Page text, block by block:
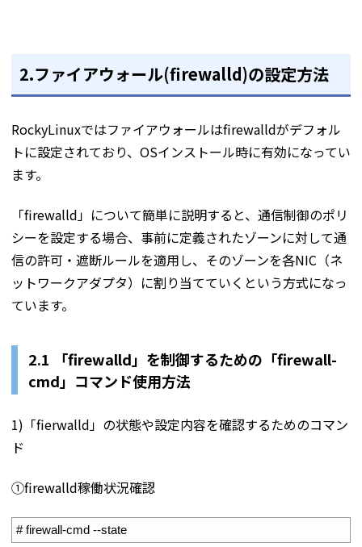
2.ファイアウォール(firewalld)の設定方法
RockyLinuxではファイアウォールはfirewalldがデフォル
トに設定されており、OSインストール時に有効になってい
ます。
「firewalld」について簡単に説明すると、通信制御のポリ
シーを設定する場合、事前に定義されたゾーンに対して通
信の許可・遮断ルールを適用し、そのゾーンを各NIC（ネ
ットワークアダプタ）に割り当てていくという方式になっ
ています。
2.1 「firewalld」を制御するための「firewall-
cmd」コマンド使用方法
1)「fierwalld」の状態や設定内容を確認するためのコマン
ド
①firewalld稼働状況確認
# firewall-cmd --state